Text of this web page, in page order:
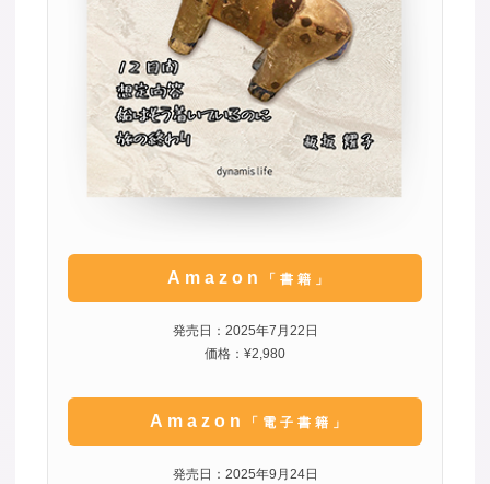
Amazon 「書籍」
発売日：2025年7月22日
価格：¥2,980
Amazon 「電子書籍」
発売日：2025年9月24日